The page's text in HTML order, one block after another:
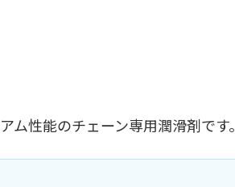
性能のチェーン専用潤滑剤です。